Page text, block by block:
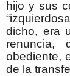
hijo y sus
dicho, era
renuncia,
obediente,
de la